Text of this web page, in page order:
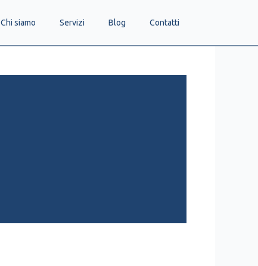
Chi siamo Servizi Blog Contatti